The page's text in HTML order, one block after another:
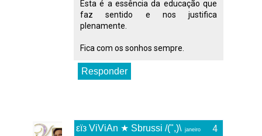
Esta é a essência da educação que
faz sentido e nos justifica
plenamente.
Fica com os sonhos sempre.
Responder
εїз ViViAn ★ Sbrussi /(",)\
janeiro